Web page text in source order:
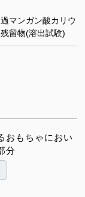
マンガン酸カリウ
留物(溶出試験)
おもちゃにおい
分